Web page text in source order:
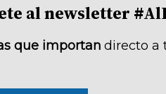
al newsletter
que importan directo a